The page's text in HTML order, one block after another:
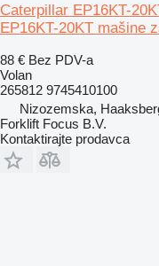
Caterpillar EP16KT-
EP16KT-20KT mašine
88 € Bez PDV-a
Volan
265812 9745410100
Nizozemska,
Forklift Focus B.V.
Kontaktirajte prodavca